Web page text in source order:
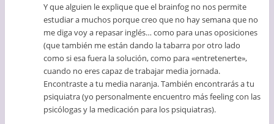
Y que alguien le explique que el brainfog no nos permite
estudiar a muchos porque creo que no hay semana que no
me diga voy a repasar inglés… como para unas oposiciones
(que también me están dando la tabarra por otro lado
como si esa fuera la solución, como para «entretenerte»,
cuando no eres capaz de trabajar media jornada.
Encontraste a tu media naranja. También encontrarás a tu
psiquiatra (yo personalmente encuentro más feeling con las
psicólogas y la medicación para los psiquiatras).